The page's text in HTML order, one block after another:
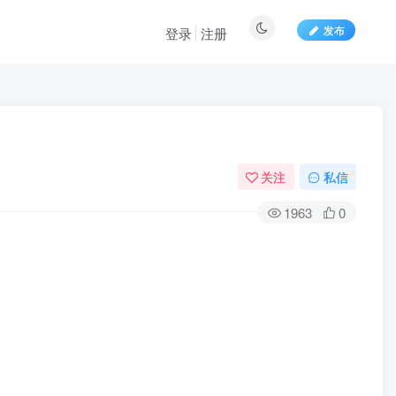
发布
登录 注册
关注 私信
1963 0